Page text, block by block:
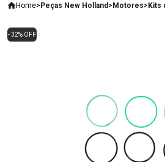
Home>Peças New Holland >Motores>Kits
- 32% OFF